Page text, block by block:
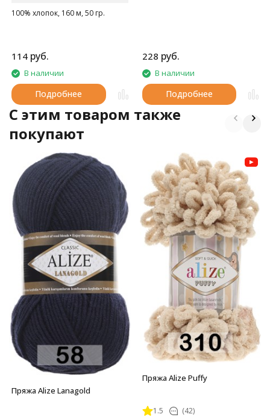
100% хлопок, 160 м, 50 гр.
114 руб.
В наличии
Подробнее
228 руб.
В наличии
Подробнее
C этим товаром также
покупают
Пряжа Alize Lanagold
Пряжа Alize Puffy
1.5 (42)